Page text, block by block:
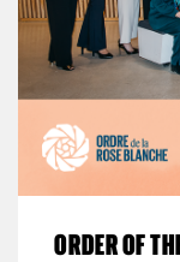
ORDER OF